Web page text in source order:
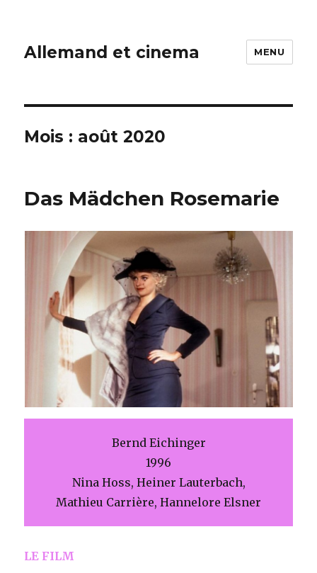
Allemand et cinema MENU
Mois : août 2020
Das Mädchen Rosemarie
Bernd Eichinger
1996
Nina Hoss, Heiner Lauterbach,
Mathieu Carrière, Hannelore Elsner
LE FILM